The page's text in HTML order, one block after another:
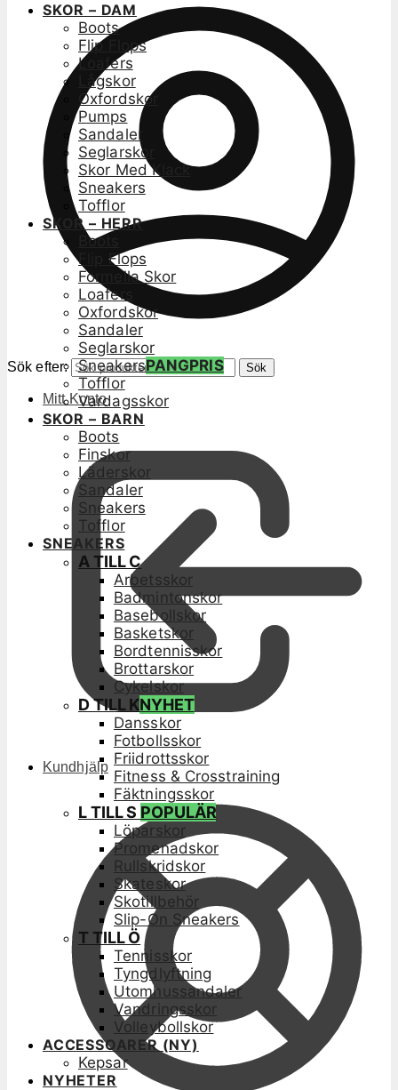
Sök efter: Sök
Mitt Konto
Kundhjälp
SKOR – DAM
Boots
Flip Flops
Loafers
Lågskor
Oxfordskor
Pumps
Sandaler
Seglarskor
Skor Med Klack
Sneakers
Tofflor
SKOR – HERR
Boots
Flip Flops
Formella Skor
Loafers
Oxfordskor
Sandaler
Seglarskor
SneakersPANGPRIS
Tofflor
Vardagsskor
SKOR – BARN
Boots
Finskor
Läderskor
Sandaler
Sneakers
Tofflor
SNEAKERS
A TILL C
Arbetsskor
Badmintonskor
Basebollskor
Basketskor
Bordtennisskor
Brottarskor
Cykelskor
D TILL KNYHET
Dansskor
Fotbollsskor
Friidrottsskor
Fitness & Crosstraining
Fäktningsskor
L TILL S POPULÄR
Löparskor
Promenadskor
Rullskridskor
Skateskor
Skotillbehör
Slip-On Sneakers
T TILL Ö
Tennisskor
Tyngdlyftning
Utomhussandaler
Vandringsskor
Volleybollskor
ACCESSOARER (NY)
Kepsar
NYHETER